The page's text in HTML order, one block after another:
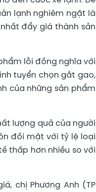
lạnh nghiêm ngặt là
đẩy giá thành sản
lỗi đồng nghĩa với
tuyển chọn gắt gao,
của những sản phẩm
lượng quả của người
đối mặt với tỷ lệ loại
thấp hơn nhiều so với
chị Phương Anh (TP